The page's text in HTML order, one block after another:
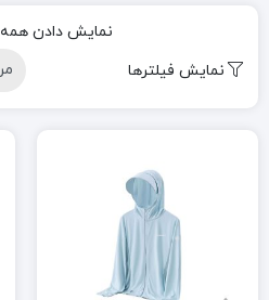
نمایش دادن همه 7 نتیجه
نمایش فیلترها